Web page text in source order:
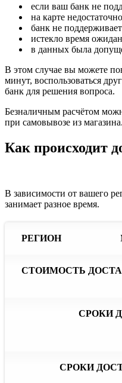
если ваш банк не
на карте
банк не
истекло время
в данных была
В этом случае вы можете
минут, воспользоваться
банк для решения вопроса.
Безналичным расчётом
при самовывозе из магазина.
Как происходит
В зависимости от вашего
занимает разное время.